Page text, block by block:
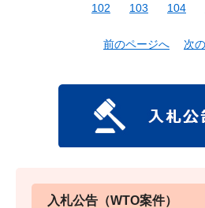
102
103 104
前のページへ 次
入札公告（WTO案件）